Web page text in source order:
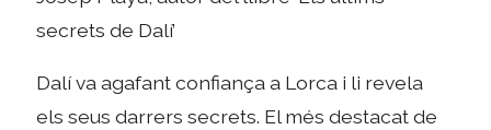
secrets de Dalí’
Dalí va agafant confiança a Lorca i li revela
els seus darrers secrets. El més destacat de